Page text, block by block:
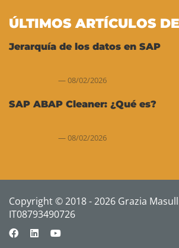
ÚLTIMOS ARTÍCULOS
Jerarquía de los datos en SAP
08/02/2026
SAP ABAP Cleaner: ¿Qué es?
08/02/2026
Copyright © 2018 - 2026 Grazia
IT08793490726